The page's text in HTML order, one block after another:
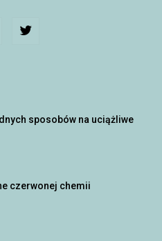
sposobów na uciążliwe
czerwonej chemii